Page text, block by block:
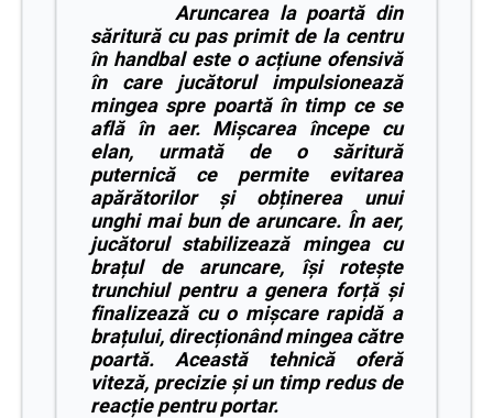
Aruncarea la poartă din
săritură cu pas primit de la centru
în handbal este o acțiune ofensivă
în care jucătorul impulsionează
mingea spre poartă în timp ce se
află în aer. Mișcarea începe cu
elan, urmată de o săritură
puternică ce permite evitarea
apărătorilor și obținerea unui
unghi mai bun de aruncare. În aer,
jucătorul stabilizează mingea cu
brațul de aruncare, își rotește
trunchiul pentru a genera forță și
finalizează cu o mișcare rapidă a
brațului, direcționând mingea către
poartă. Această tehnică oferă
viteză, precizie și un timp redus de
reacție pentru portar.